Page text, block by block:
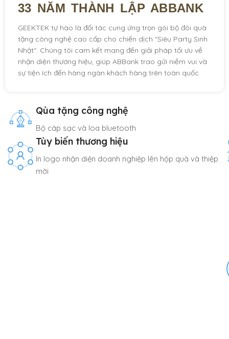
33 NĂM THÀNH LẬP ABBANK
GEEKTEK tự hào là đối tác cung ứng trọn gói bộ đôi quà
tặng công nghệ cao cấp cho chiến dịch "Siêu Party Sinh
Nhật". Chúng tôi cam kết mang đến giải pháp tối ưu về
nhận diện thương hiệu, giúp ABBank trao gửi niềm vui và
sự tiện ích đến hàng ngàn khách hàng trên toàn quốc.
Qùa tặng công nghệ
Bộ cáp sạc và loa bluetooth
Tùy biến thương hiệu
In logo nhận diện doanh nghiệp lên hộp quà và thiệp
mời